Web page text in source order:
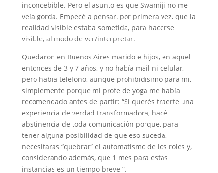
inconcebible. Pero el asunto es que Swamiji no me
veía gorda. Empecé a pensar, por primera vez, que la
realidad visible estaba sometida, para hacerse
visible, al modo de ver/interpretar.
Quedaron en Buenos Aires marido e hijos, en aquel
entonces de 3 y 7 años, y no había mail ni celular,
pero había teléfono, aunque prohibidísimo para mí,
simplemente porque mi profe de yoga me había
recomendado antes de partir: “Si querés traerte una
experiencia de verdad transformadora, hacé
abstinencia de toda comunicación porque, para
tener alguna posibilidad de que eso suceda,
necesitarás “quebrar” el automatismo de los roles y,
considerando además, que 1 mes para estas
instancias es un tiempo breve ”.